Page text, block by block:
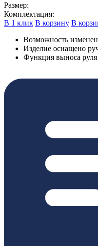
Размер:
Комплектация:
В 1 клик В корзину В
Возможность
Изделие оснащено
Функция выноса руля